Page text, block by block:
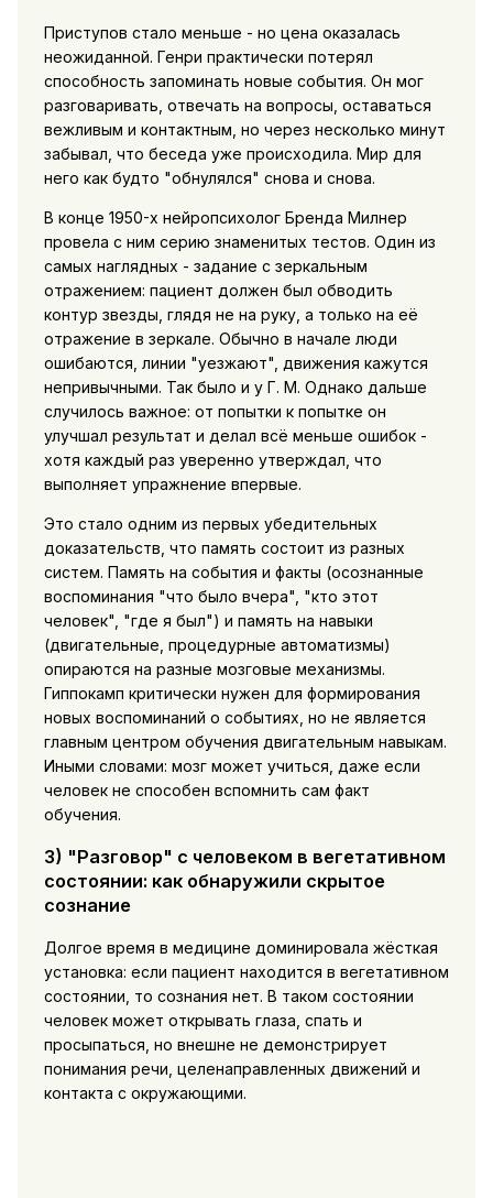
Приступов стало меньше - но цена оказалась
неожиданной. Генри практически потерял
способность запоминать новые события. Он мог
разговаривать, отвечать на вопросы, оставаться
вежливым и контактным, но через несколько минут
забывал, что беседа уже происходила. Мир для
него как будто "обнулялся" снова и снова.
В конце 1950-х нейропсихолог Бренда Милнер
провела с ним серию знаменитых тестов. Один из
самых наглядных - задание с зеркальным
отражением: пациент должен был обводить
контур звезды, глядя не на руку, а только на её
отражение в зеркале. Обычно в начале люди
ошибаются, линии "уезжают", движения кажутся
непривычными. Так было и у Г. М. Однако дальше
случилось важное: от попытки к попытке он
улучшал результат и делал всё меньше ошибок -
хотя каждый раз уверенно утверждал, что
выполняет упражнение впервые.
Это стало одним из первых убедительных
доказательств, что память состоит из разных
систем. Память на события и факты (осознанные
воспоминания "что было вчера", "кто этот
человек", "где я был") и память на навыки
(двигательные, процедурные автоматизмы)
опираются на разные мозговые механизмы.
Гиппокамп критически нужен для формирования
новых воспоминаний о событиях, но не является
главным центром обучения двигательным навыкам.
Иными словами: мозг может учиться, даже если
человек не способен вспомнить сам факт
обучения.
3) "Разговор" с человеком в вегетативном
состоянии: как обнаружили скрытое
сознание
Долгое время в медицине доминировала жёсткая
установка: если пациент находится в вегетативном
состоянии, то сознания нет. В таком состоянии
человек может открывать глаза, спать и
просыпаться, но внешне не демонстрирует
понимания речи, целенаправленных движений и
контакта с окружающими.